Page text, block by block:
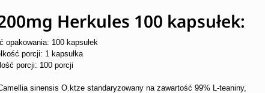
Herkules 100 kapsułek:
opakowania: 100 kapsułek
porcji: 1 kapsułka
Ilość porcji: 100 porcji
sinensis O.ktze standaryzowany na zawartość 99% L-teaniny,